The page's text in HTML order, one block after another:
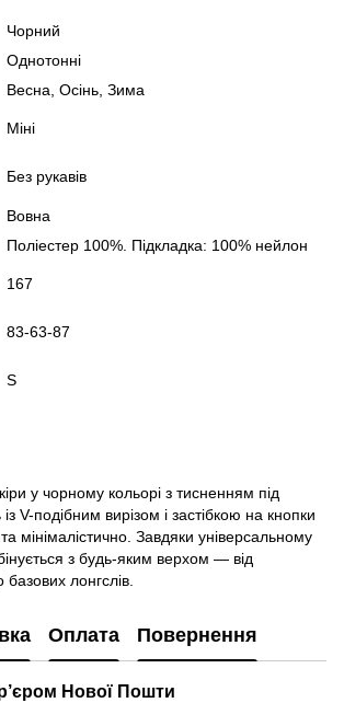
Чорний
Однотонні
Весна, Осінь, Зима
Міні
Без рукавів
Вовна
Поліестер 100%. Підкладка: 100% нейлон
167
83-63-87
S
у чорному кольорі з тисненням під
V-подібним вирізом і застібкою на кнопки
мінімалістично. Завдяки універсальному
з будь-яким верхом — від
лонгслів.
Оплата Повернення
Нової Пошти